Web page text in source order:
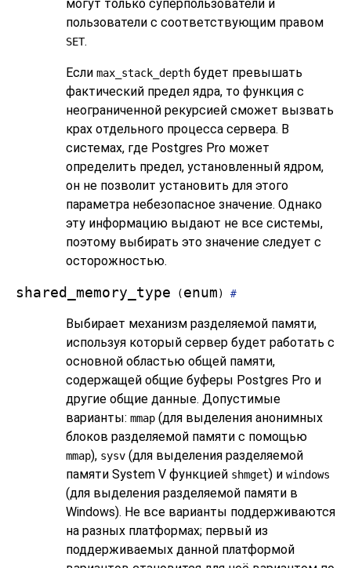
могут только суперпользователи и
пользователи с соответствующим правом
SET.
Если max_stack_depth будет превышать
фактический предел ядра, то функция с
неограниченной рекурсией сможет вызвать
крах отдельного процесса сервера. В
системах, где Postgres Pro может
определить предел, установленный ядром,
он не позволит установить для этого
параметра небезопасное значение. Однако
эту информацию выдают не все системы,
поэтому выбирать это значение следует с
осторожностью.
shared_memory_type ( enum ) #
Выбирает механизм разделяемой памяти,
используя который сервер будет работать с
основной областью общей памяти,
содержащей общие буферы Postgres Pro и
другие общие данные. Допустимые
варианты: mmap (для выделения анонимных
блоков разделяемой памяти с помощью
mmap), sysv (для выделения разделяемой
памяти System V функцией shmget) и windows
(для выделения разделяемой памяти в
Windows). Не все варианты поддерживаются
на разных платформах; первый из
поддерживаемых данной платформой